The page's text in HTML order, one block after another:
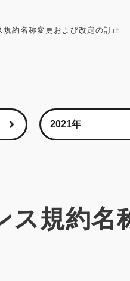
規約名称変更および改定の訂正
ス規約名